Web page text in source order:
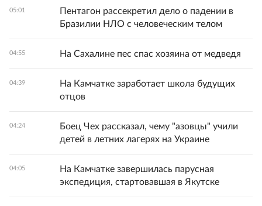
05:01
Пентагон рассекретил дело о падении в
Бразилии НЛО с человеческим телом
04:55 На Сахалине пес спас хозяина от медведя
04:39
На Камчатке заработает школа будущих
отцов
04:24
Боец Чех рассказал, чему "азовцы" учили
детей в летних лагерях на Украине
04:05
На Камчатке завершилась парусная
экспедиция, стартовавшая в Якутске